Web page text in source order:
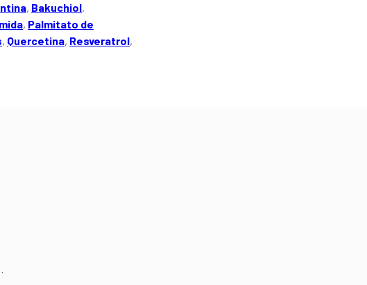
, Bakuchiol,
, Palmitato de
, Quercetina, Resveratrol,
.